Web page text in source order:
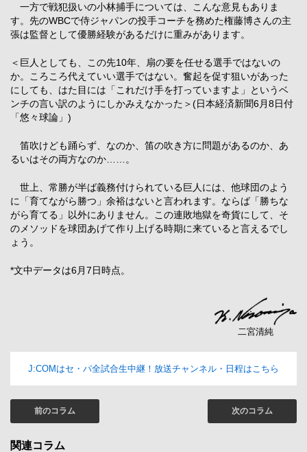
一方で戦犯扱いの小林捕手については、こんな意見もありま
す。先のWBCで侍ジャパンの投手コーチを務めた権藤博さんの主
張は監督として優勝経験があるだけに重みがあります。
＜巨人としても、この先10年、扇の要を任せる選手ではないの
か。ころころ代えていい選手ではない。奮起を促す狙いがあった
にしても、はた目には「これだけ手を打っていますよ」というベ
ンチの言い訳のようにしかみえなかった＞(日本経済新聞6月8日付
「悠々球論」)
笛吹けども踊らず、なのか、笛の吹き方に問題があるのか、あ
るいはその両方なのか……。
世上、常勝が半ば義務付けられている巨人には、他球団のよう
に「育てながら勝つ」余裕はないと言われます。ならば「勝ちな
がら育てる」以外にありません。この連敗地獄を奇貨にして、そ
のメソッドを球団あげて作り上げる時期に来ていると言えるでし
ょう。
*文中データは6月7日時点。
二宮清純
J:COMはセ・パ全試合生中継！放送チャンネル・日程はこちら
前のコラム 次のコラム
関連コラム